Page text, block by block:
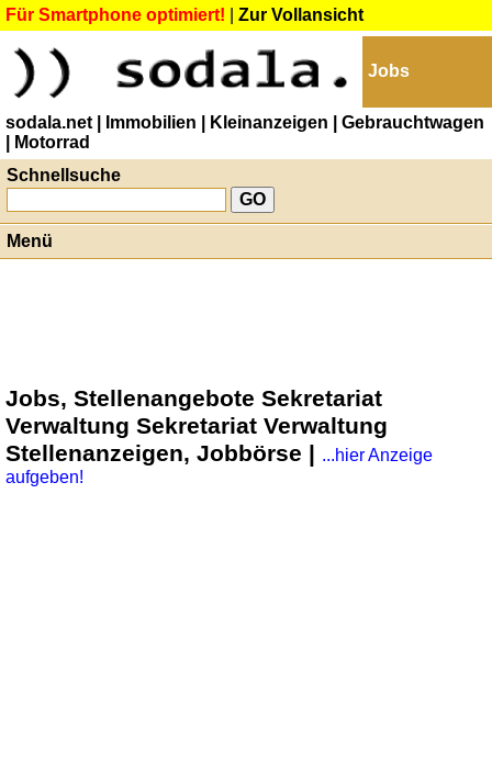
Für Smartphone optimiert! Zur Vollansicht
Jobs
sodala.net | Immobilien | Kleinanzeigen
| Gebrauchtwagen
| Motorrad
Schnellsuche
Menü
Jobs, Stellenangebote Sekretariat
Verwaltung Sekretariat Verwaltung
Stellenanzeigen, Jobbörse | ...hier Anzeige
aufgeben!